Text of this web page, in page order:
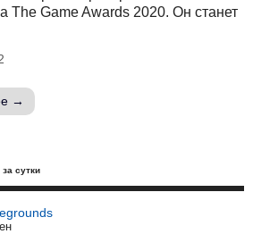
The Game Awards 2020. Он станет
→
за сутки